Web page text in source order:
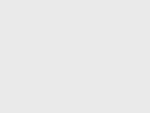
почту и получи
бронирование!